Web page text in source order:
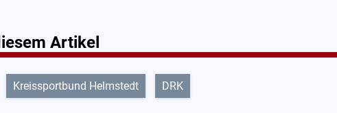
Artikel
Kreissportbund Helmstedt DRK